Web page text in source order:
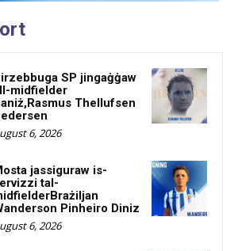
SP jingaġġaw
midfielder
Thellufsen
6, 2026
jassiguraw is-
tal-
Pinheiro Diniz
6, 2026